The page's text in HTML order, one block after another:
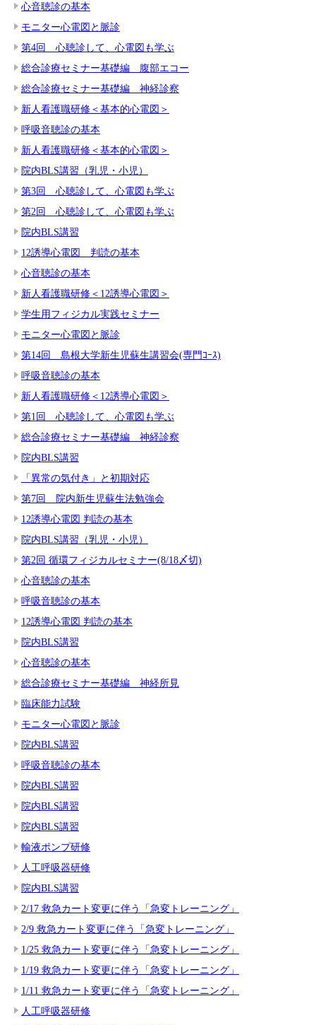
心音聴診の基本
モニター心電図と脈診
第4回 心聴診して、心電図も学ぶ
総合診療セミナー基礎編 腹部エコー
総合診療セミナー基礎編 神経診察
新人看護職研修＜基本的心電図＞
呼吸音聴診の基本
新人看護職研修＜基本的心電図＞
院内BLS講習（乳児・小児）
第3回 心聴診して、心電図も学ぶ
第2回 心聴診して、心電図も学ぶ
院内BLS講習
12誘導心電図 判読の基本
心音聴診の基本
新人看護職研修＜12誘導心電図＞
学生用フィジカル実践セミナー
モニター心電図と脈診
第14回 島根大学新生児蘇生講習会(専門ｺｰｽ)
呼吸音聴診の基本
新人看護職研修＜12誘導心電図＞
第1回 心聴診して、心電図も学ぶ
総合診療セミナー基礎編 神経診察
院内BLS講習
「異常の気付き」と初期対応
第7回 院内新生児蘇生法勉強会
12誘導心電図 判読の基本
院内BLS講習（乳児・小児）
第2回 循環フィジカルセミナー(8/18〆切)
心音聴診の基本
呼吸音聴診の基本
12誘導心電図 判読の基本
院内BLS講習
心音聴診の基本
総合診療セミナー基礎編 神経所見
臨床能力試験
モニター心電図と脈診
院内BLS講習
呼吸音聴診の基本
院内BLS講習
院内BLS講習
院内BLS講習
輸液ポンプ研修
人工呼吸器研修
院内BLS講習
2/17 救急カート変更に伴う「急変トレーニング」
2/9 救急カート変更に伴う「急変トレーニング」
1/25 救急カート変更に伴う「急変トレーニング」
1/19 救急カート変更に伴う「急変トレーニング」
1/11 救急カート変更に伴う「急変トレーニング」
人工呼吸器研修